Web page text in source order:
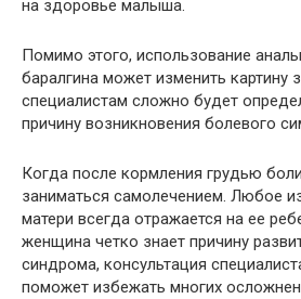
на здоровье малыша.
Помимо этого, использование
баралгина может изменить картину
специалистам сложно будет
причину возникновения болевого
Когда после кормления грудью
заниматься самолечением. Любое
матери всегда отражается на ее
женщина четко знает причину
синдрома, консультация
поможет избежать многих